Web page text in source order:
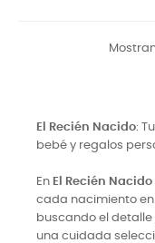
El Recién Nacido:
bebé y regalos
En El Recién Nacido
cada nacimiento en
buscando el
una cuidada